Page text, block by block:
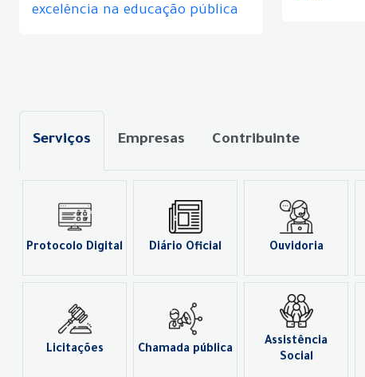
excelência na educação pública
Serviços Empresas Contribuinte
Protocolo Digital Diário Oficial Ouvidoria
Licitações Chamada pública
Assistência
Social